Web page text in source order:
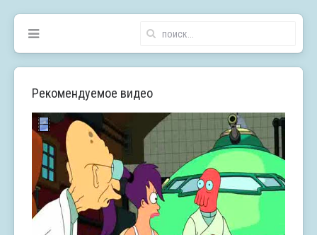
Рекомендуемое видео